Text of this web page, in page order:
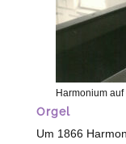
Harmonium
Orgel
Um 1866